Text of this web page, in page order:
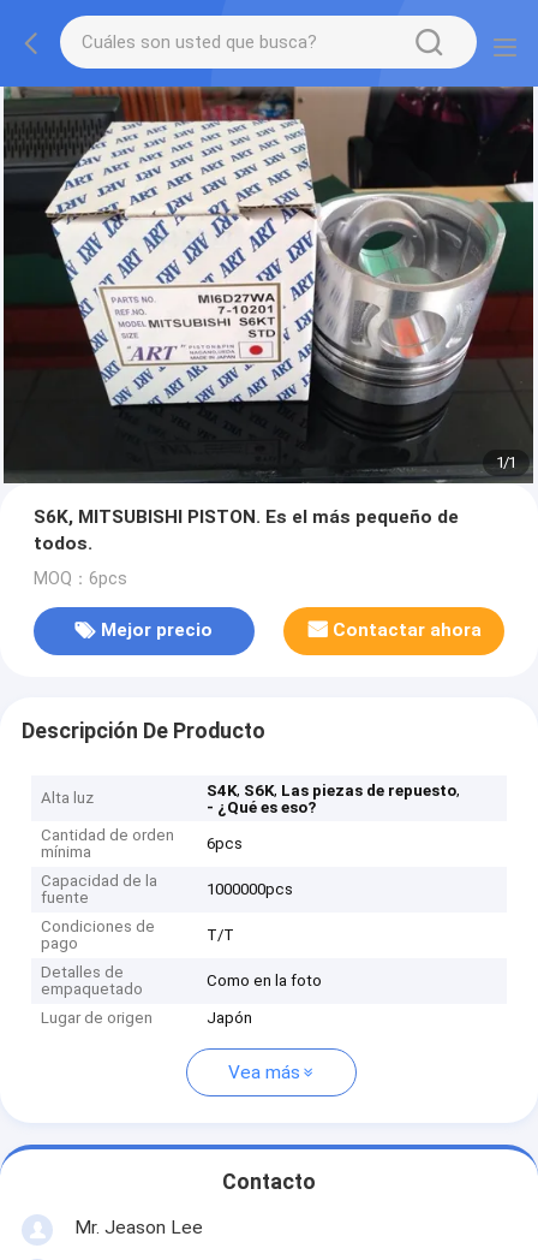
1/1
S6K, MITSUBISHI PISTON. Es el más pequeño de
todos.
MOQ：6pcs
Mejor precio Contactar ahora
Descripción De Producto
Alta luz S4K, S6K, Las piezas de repuesto,
- ¿Qué es eso?
Cantidad de orden
mínima
6pcs
Capacidad de la
fuente
1000000pcs
Condiciones de
pago
T/T
Detalles de
empaquetado
Como en la foto
Lugar de origen Japón
Vea más
Contacto
Mr. Jeason Lee